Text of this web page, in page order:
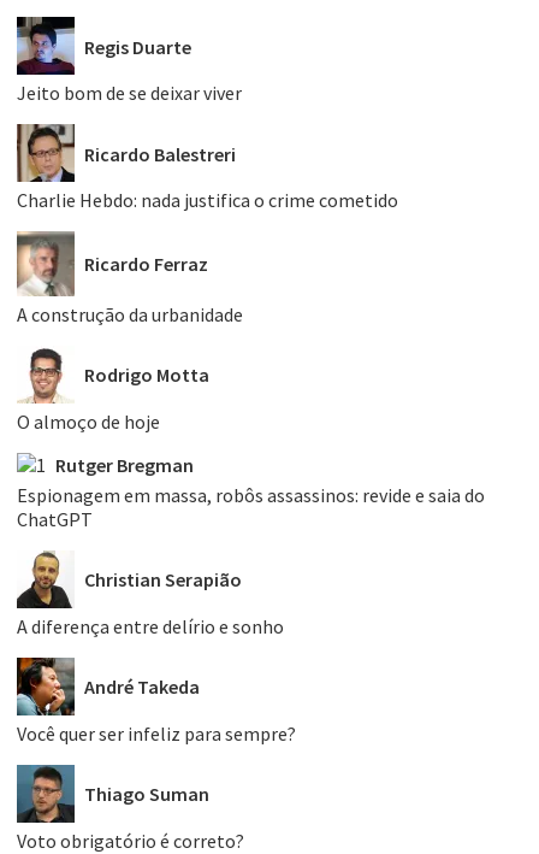
Regis Duarte
Jeito bom de se deixar viver
Ricardo Balestreri
Charlie Hebdo: nada justifica o crime cometido
Ricardo Ferraz
A construção da urbanidade
Rodrigo Motta
O almoço de hoje
Rutger Bregman
Espionagem em massa, robôs assassinos: revide e saia do
ChatGPT
Christian Serapião
A diferença entre delírio e sonho
André Takeda
Você quer ser infeliz para sempre?
Thiago Suman
Voto obrigatório é correto?